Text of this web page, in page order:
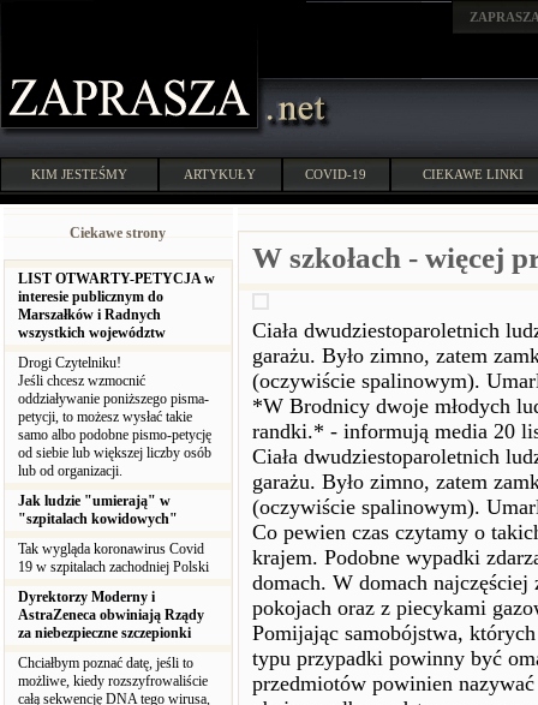
KIM JESTEŚMY ARTYKUŁY COVID-19 CIEKAWE LINKI
Ciekawe strony
LIST OTWARTY-PETYCJA w
interesie publicznym do
Marszałków i Radnych
wszystkich województw
Drogi Czytelniku!
Jeśli chcesz wzmocnić
oddziaływanie poniższego pisma-
petycji, to możesz wysłać takie
samo albo podobne pismo-petycję
od siebie lub większej liczby osób
lub od organizacji.
Jak ludzie "umierają" w
"szpitalach kowidowych"
Tak wygląda koronawirus Covid
19 w szpitalach zachodniej Polski
Dyrektorzy Moderny i
AstraZeneca obwiniają Rządy
za niebezpieczne szczepionki
Chciałbym poznać datę, jeśli to
możliwe, kiedy rozszyfrowaliście
całą sekwencję DNA tego wirusa,
W szkołach - więcej
Ciała dwudziestoparoletnich
garażu. Było zimno, zatem
(oczywiście spalinowym).
*W Brodnicy dwoje młodych
randki.* - informują media 20
Ciała dwudziestoparoletnich
garażu. Było zimno, zatem
(oczywiście spalinowym).
Co pewien czas czytamy o
krajem. Podobne wypadki
domach. W domach
pokojach oraz z piecykami
Pomijając samobójstwa,
typu przypadki powinny być
przedmiotów powinien